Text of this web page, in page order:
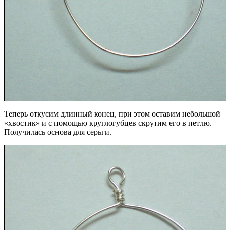
Теперь откусим длинный конец, при этом оставим небольшой
«хвостик» и с помощью круглогубцев скрутим его в петлю.
Получилась основа для серьги.